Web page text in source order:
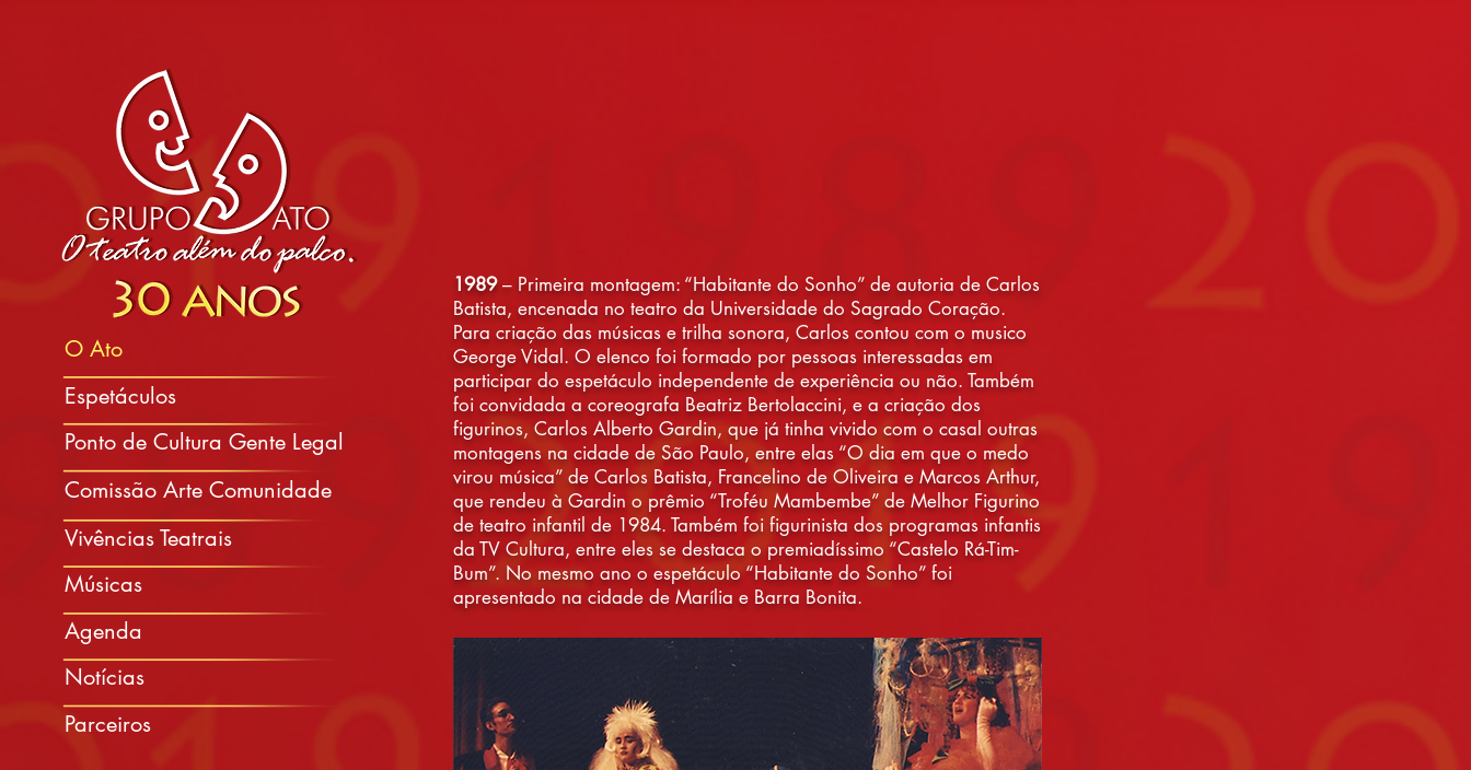
Espetáculos
Ponto de Cultura Gente Legal
O Ato
Comissão Arte Comunidade
Músicas
Agenda
Notícias
Parceiros
Vivências Teatrais
1989– Primeira montagem: “Habitante do Sonho” de autoria de Carlos
Batista, encenada no teatro da Universidade do Sagrado Coração.
Para criação das músicas e trilha sonora, Carlos contou com o musico
George Vidal. O elenco foi formado por pessoas interessadas em
participar do espetáculo independente de experiência ou não. Também
foi convidada a coreografa Beatriz Bertolaccini, e a criação dos
figurinos, Carlos Alberto Gardin, que já tinha vivido com o casal outras
montagens na cidade de São Paulo, entre elas “O dia em que o medo
virou música” de Carlos Batista, Francelino de Oliveira e Marcos Arthur,
que rendeu à Gardin o prêmio “Troféu Mambembe” de Melhor Figurino
de teatro infantil de 1984. Também foi figurinista dos programas infantis
da TV Cultura, entre eles se destaca o premiadíssimo “Castelo Rá-Tim-
Bum”. No mesmo ano o espetáculo “Habitante do Sonho” foi
apresentado na cidade de Marília e Barra Bonita.